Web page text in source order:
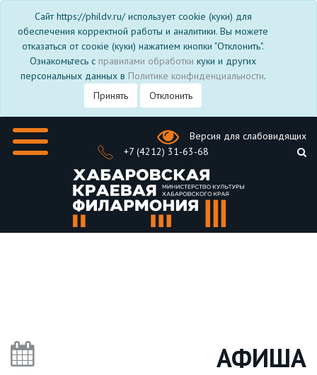
Сайт https://phildv.ru/ использует cookie (куки) для
обеспечения корректной работы и аналитики. Вы можете
отказаться от соокіе (куки) нажатием кнопки "Отклонить".
Ознакомьтесь с правилами обработки куки и других
персональных данных в Политике конфиденциальности.
Принять
Отклонить
Версия для слабовидящих
+7 (4212) 31-63-68
АФИША